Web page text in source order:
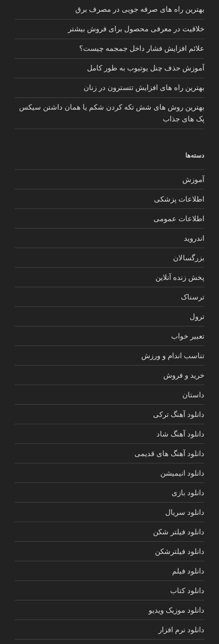
بهترین راه های صرفه جویی در مصرف برق
خلاقیت در معرفی محصول برای فروش بیشتر
علائم افزایش فشار داخل جمجمه چیست؟
آموزش حذف چنل یوتیوب به طور کامل
بهترین راه های افزایش تتسترون در زنان
بهترین روش های شش تکه کردن شکم یا همان داشتن سیکس
پک های جذاب
دسته‌ها
آموزش
اطلاعات پزشکی
اطلاعات عمومی
اندروید
بزرگسالان
پخش زنده آنلاین
ترسناک
ترول
تعبیر خواب
تناسب اندام و ورزش
خرید و فروش
داستان
دانلود آهنگ ترکی
دانلود آهنگ شاد
دانلود آهنگ های قدیمی
دانلود انیمیشن
دانلود بازی
دانلود سریال
دانلود فیلتر شکن
دانلود فیلترشکن
دانلود فیلم
دانلود کتاب
دانلود موزیک ویدیو
دانلود نرم افزار